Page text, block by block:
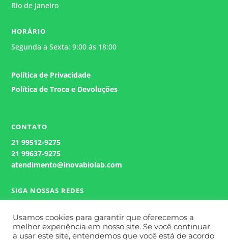
Rio de Janeiro
HORÁRIO
Segunda a Sexta: 9:00 ás 18:00
Política de Privacidade
Política de Troca e Devoluções
CONTATO
21 99512-9275
21 99637-9275
atendimento@inovabiolab.com
SIGA NOSSAS REDES
Usamos cookies para garantir que oferecemos a
melhor experiência em nosso site. Se você continuar
a usar este site, entendemos que você está de acordo